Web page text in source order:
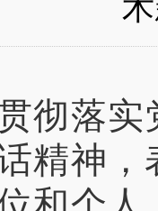
落实
精神